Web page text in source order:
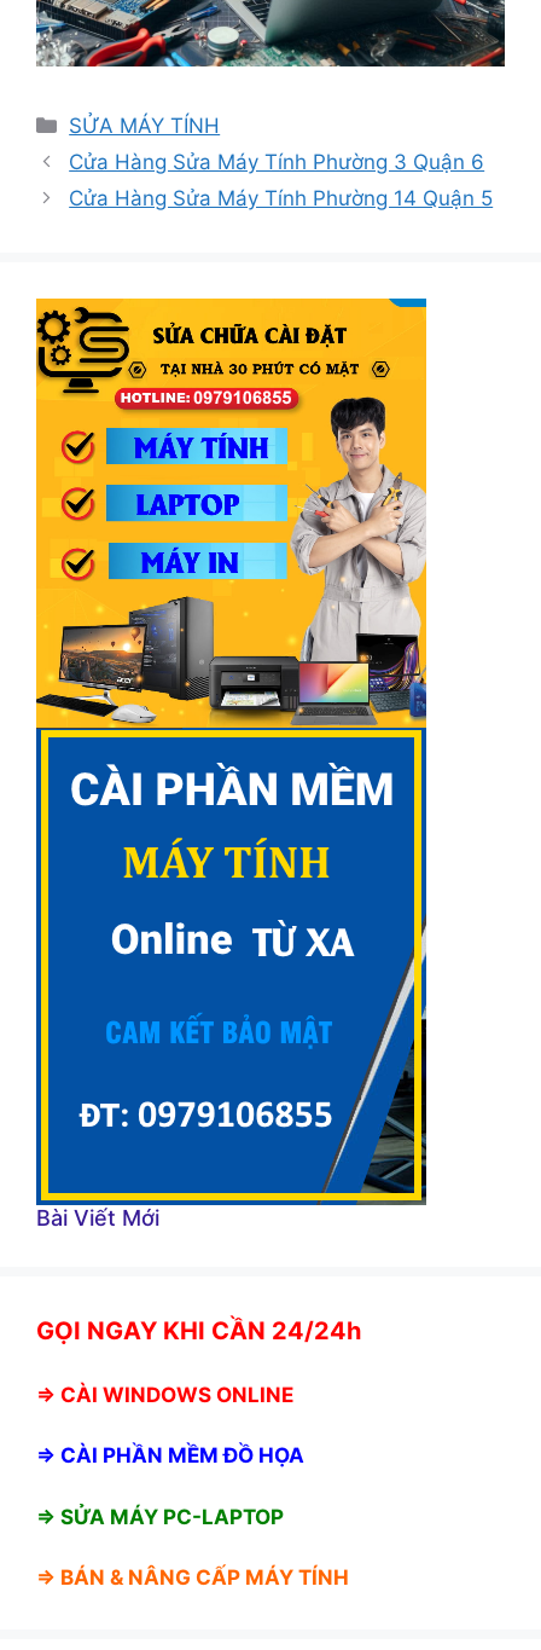
Danh
mục
SỬA MÁY TÍNH
Cửa Hàng Sửa Máy Tính Phường 3 Quận 6
Cửa Hàng Sửa Máy Tính Phường 14 Quận 5
Bài Viết Mới
GỌI NGAY KHI CẦN 24/24h
⇒ CÀI WINDOWS ONLINE
⇒ CÀI PHẦN MỀM ĐỒ HỌA
⇒ SỬA MÁY PC-LAPTOP
⇒ BÁN & NÂNG CẤP MÁY TÍNH